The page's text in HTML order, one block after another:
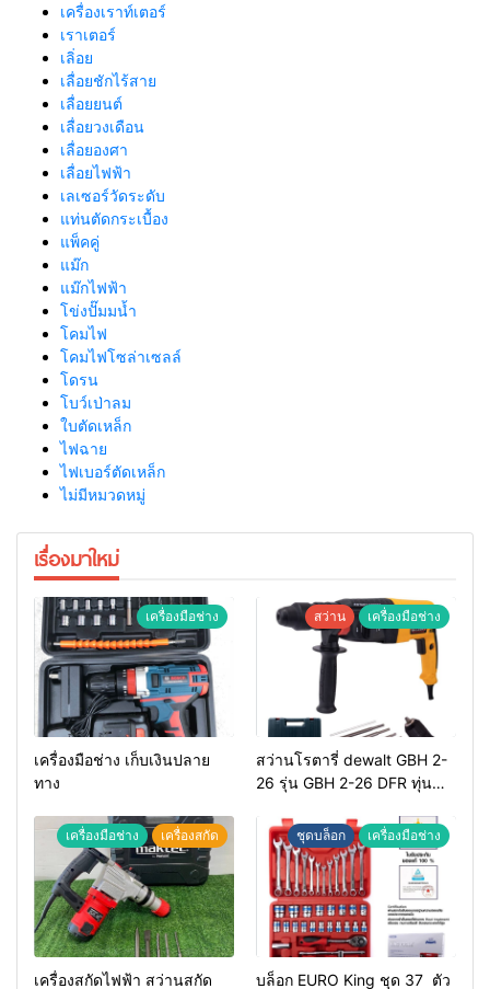
เครื่องเราท์เตอร์
เราเตอร์
เลิ่อย
เลื่อยชักไร้สาย
เลื่อยยนต์
เลื่อยวงเดือน
เลื่อยองศา
เลื่อยไฟฟ้า
เลเซอร์วัดระดับ
แท่นตัดกระเบื้อง
แพ็คคู่
แม๊ก
แม๊กไฟฟ้า
โข่งปั๊มมน้ำ
โคมไฟ
โคมไฟโซล่าเซลล์
โดรน
โบว์เป่าลม
ใบตัดเหล็ก
ไฟฉาย
ไฟเบอร์ตัดเหล็ก
ไม่มีหมวดหมู่
เรื่องมาใหม่
เครื่องมือช่าง
เครื่องมือช่าง เก็บเงินปลาย
ทาง
สว่าน เครื่องมือช่าง
สว่านโรตารี่ dewalt GBH 2-
26 รุ่น GBH 2-26 DFR ทุ่น
เครื่องมือช่าง เครื่องสกัด
เครื่องสกัดไฟฟ้า สว่านสกัด
ชุดบล็อก เครื่องมือช่าง
บล็อก EURO King ชุด 37 ตัว